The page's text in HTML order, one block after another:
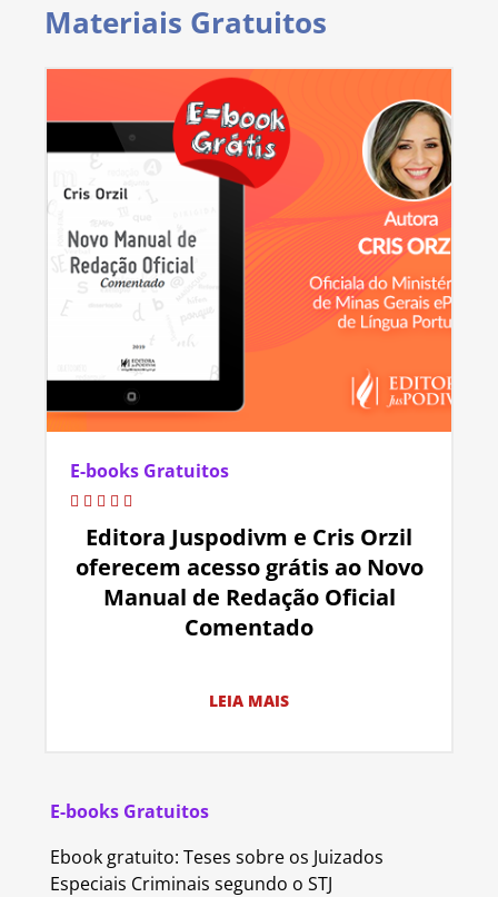
Materiais Gratuitos
E-books Gratuitos
Editora Juspodivm e Cris Orzil
oferecem acesso grátis ao Novo
Manual de Redação Oficial
Comentado
LEIA MAIS
E-books Gratuitos
Ebook gratuito: Teses sobre os Juizados
Especiais Criminais segundo o STJ